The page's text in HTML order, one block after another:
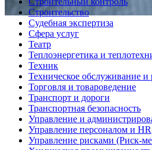
Строительство
Судебная экспертиза
Сфера услуг
Театр
Теплоэнергетика и
Техник
Техническое обслуживание и
Торговля и товароведение
Транспорт и дороги
Транспортная безопасность
Управление и
Управление персоналом и HR
Управление рисками (Риск-